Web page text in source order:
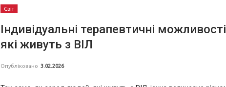
Світ
Індивідуальні терапевтичні
які живуть з ВІЛ
Опубліковано 3.02.2026